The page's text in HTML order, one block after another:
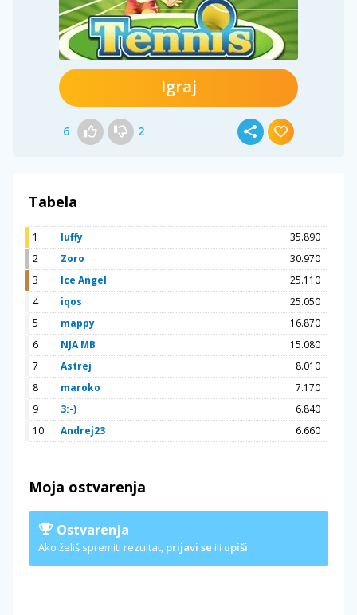
Igraj
6 2
Tabela
1 luffy
35.890
2
Zoro
30.970
3
Ice Angel
25.110
4
iqos
25.050
5
mappy
16.870
6
NJA MB
15.080
7
Astrej
8.010
8
maroko
7.170
9
3:-)
6.840
10
Andrej23 6.660
Moja ostvarenja
Ostvarenja
Ako želiš spremiti rezultat, prijavi se ili upiši.